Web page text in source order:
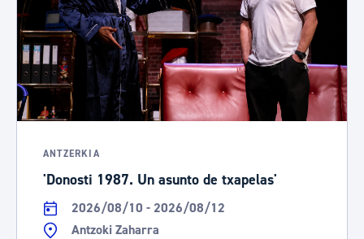
ANTZERKIA
'Donosti 1987. Un asunto de txapelas'
2026/08/10 - 2026/08/12
Antzoki Zaharra